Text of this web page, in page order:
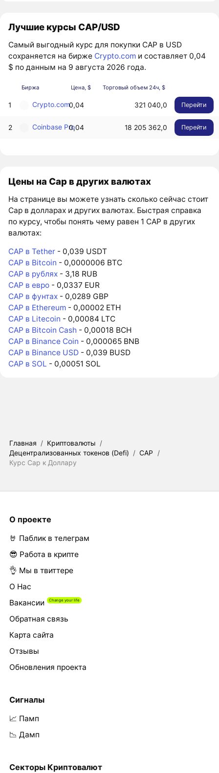
Лучшие курсы CAP/USD
Самый выгодный курс для покупки CAP в USD
сохраняется на бирже Crypto.com и составляет 0,04
$ по данным на 9 августа 2026 года.
Биржа Цена, $ Торговый объем 24ч, $
1 Crypto.com0,04 321 040,0 Перейти
2 Coinbase Pro0,04 18 205 362,0 Перейти
Цены на Cap в других валютах
На странице вы можете узнать сколько сейчас стоит
Cap в долларах и других валютах. Быстрая справка
по курсу, чтобы понять чему равен 1 CAP в других
валютах:
CAP в Tether - 0,039 USDT
CAP в Bitcoin - 0,0000006 BTC
CAP в рублях - 3,18 RUB
CAP в евро - 0,0337 EUR
CAP в фунтах - 0,0289 GBP
CAP в Ethereum - 0,00002 ETH
CAP в Litecoin - 0,00084 LTC
CAP в Bitcoin Cash - 0,00018 BCH
CAP в Binance Coin - 0,000065 BNB
CAP в Binance USD - 0,039 BUSD
CAP в SOL - 0,00051 SOL
Главная / Криптовалюты /
Децентрализованных токенов (Defi) / CAP
/
Курс Cap к Доллару
О проекте
🤘 Паблик в телеграм
😎 Работа в крипте
👌 Мы в твиттере
О Нас
Вакансии
Обратная связь
Карта сайта
Отзывы
Обновления проекта
Сигналы
📈 Памп
📉 Дамп
Секторы Криптовалют